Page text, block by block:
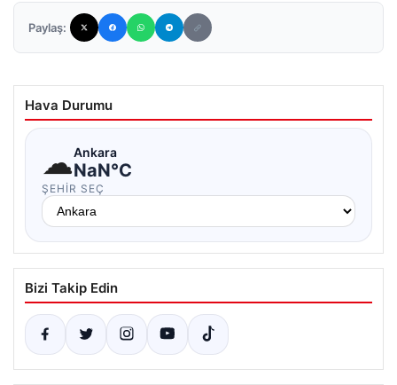
Paylaş:
Hava Durumu
☁Ankara
NaN°C
ŞEHIR SEÇ
Bizi Takip Edin